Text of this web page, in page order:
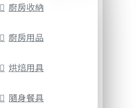
廚房收納
廚房用品
烘焙用具
隨身餐具